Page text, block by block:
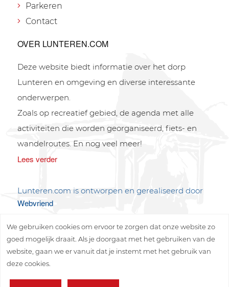
Parkeren
Contact
OVER LUNTEREN.COM
Deze website biedt informatie over het dorp
Lunteren en omgeving en diverse interessante
onderwerpen.
Zoals op recreatief gebied, de agenda met alle
activiteiten die worden georganiseerd, fiets- en
wandelroutes. En nog veel meer!
Lees verder
Lunteren.com is ontworpen en gerealiseerd door
Webvriend
We gebruiken cookies om ervoor te zorgen dat onze website zo
goed mogelijk draait. Als je doorgaat met het gebruiken van de
website, gaan we er vanuit dat je instemt met het gebruik van
deze cookies.